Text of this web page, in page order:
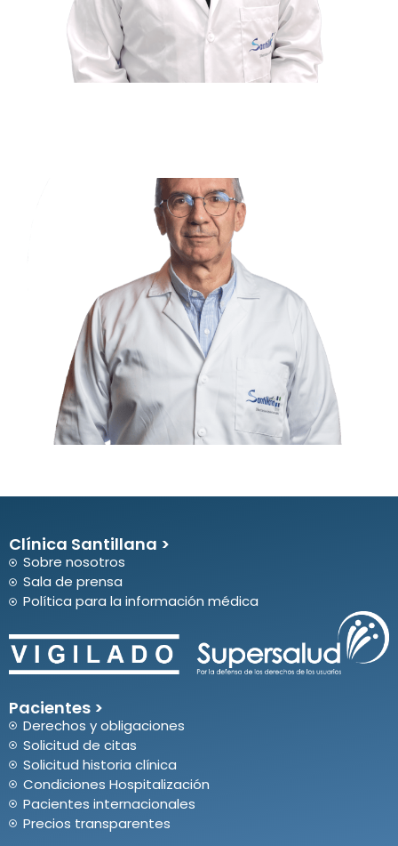
Clínica Santillana >
Sobre nosotros
Sala de prensa
Política para la información médica
Pacientes >
Derechos y obligaciones
Solicitud de citas
Solicitud historia clínica
Condiciones Hospitalización
Pacientes internacionales
Precios transparentes